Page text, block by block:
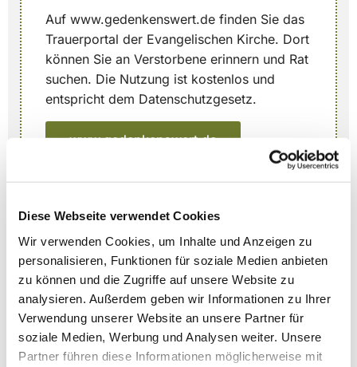
Diese Webseite verwendet Cookies
Wir verwenden Cookies, um Inhalte und Anzeigen zu
personalisieren, Funktionen für soziale Medien anbieten
zu können und die Zugriffe auf unsere Website zu
analysieren. Außerdem geben wir Informationen zu Ihrer
Verwendung unserer Website an unsere Partner für
soziale Medien, Werbung und Analysen weiter. Unsere
Partner führen diese Informationen möglicherweise mit
Auf www.gedenkenswert.de finden Sie das
Trauerportal der Evangelischen Kirche. Dort
können Sie an Verstorbene erinnern und Rat
suchen. Die Nutzung ist kostenlos und
entspricht dem Datenschutzgesetz.
www.gedenkenswert.de
Trauerfeier organisieren
Bibelvers finden